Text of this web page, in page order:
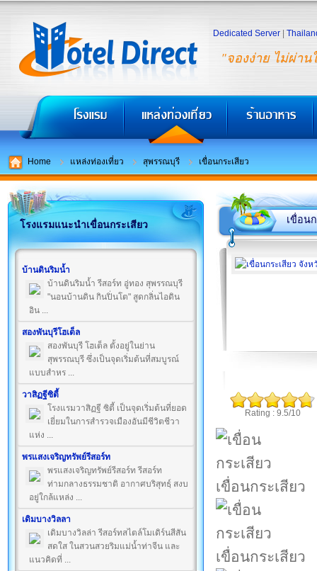
"จองง่าย ไม่ผ่าน
Dedicated Server
Home แหล่งท่องเที่ยว สุพรรณบุรี เขื่อนกระเสียว
โรงแรมแนะนำเขื่อนกระเสียว
บ้านดินริมน้ำ
บ้านดินริมน้ำ รีสอร์ท อู่ทอง สุพรรณบุรี
"นอนบ้านดิน กินปิ่นโต" สูดกลิ่นไอดิน
อิน ...
สองพันบุรีโฮเต็ล
สองพันบุรี โฮเต็ล ตั้งอยู่ในย่าน
สุพรรณบุรี ซึ่งเป็นจุดเริ่มต้นที่สมบูรณ์
แบบสำหร ...
วาสิฏฐีซิตี้
โรงแรมวาสิฏฐี ซิตี้ เป็นจุดเริ่มต้นที่ยอด
เยี่ยมในการสำรวจเมืองอันมีชีวิตชีวา
แห่ง ...
พรแสงเจริญทรัพย์รีสอร์ท
พรแสงเจริญทรัพย์รีสอร์ท รีสอร์ท
ท่ามกลางธรรมชาติ อากาศบริสุทธฺ์ สงบ
อยู่ใกล้แหล่ง ...
เดิมบางวิลลา
เดิมบางวิลล่า รีสอร์ทสไตล์โมเดิร์นสีสัน
สดใส ในสวนสวยริมแม่น้ำท่าจีน และ
แนวคิดที่ ...
เขื่อน
Rating : 9.5/10
เขื่อนกระเสียว
เขื่อนกระเสียว